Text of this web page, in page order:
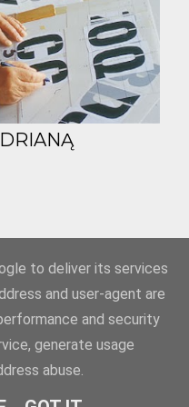
SENESNI PRANEŠIMAI
to deliver its services
and user-agent are
and security
generate usage
abuse.